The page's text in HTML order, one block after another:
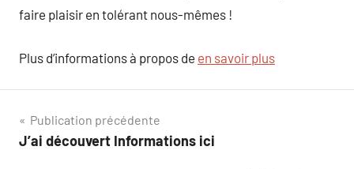
faire plaisir en tolérant nous-mêmes !
Plus d’informations à propos de en savoir plus
Navigation
de
Publication précédente
J’ai découvert Informations ici